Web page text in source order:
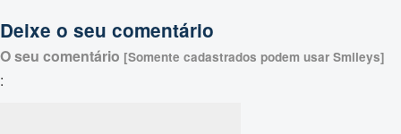
Deixe o seu comentário
O seu comentário [Somente cadastrados podem usar Smileys]
: